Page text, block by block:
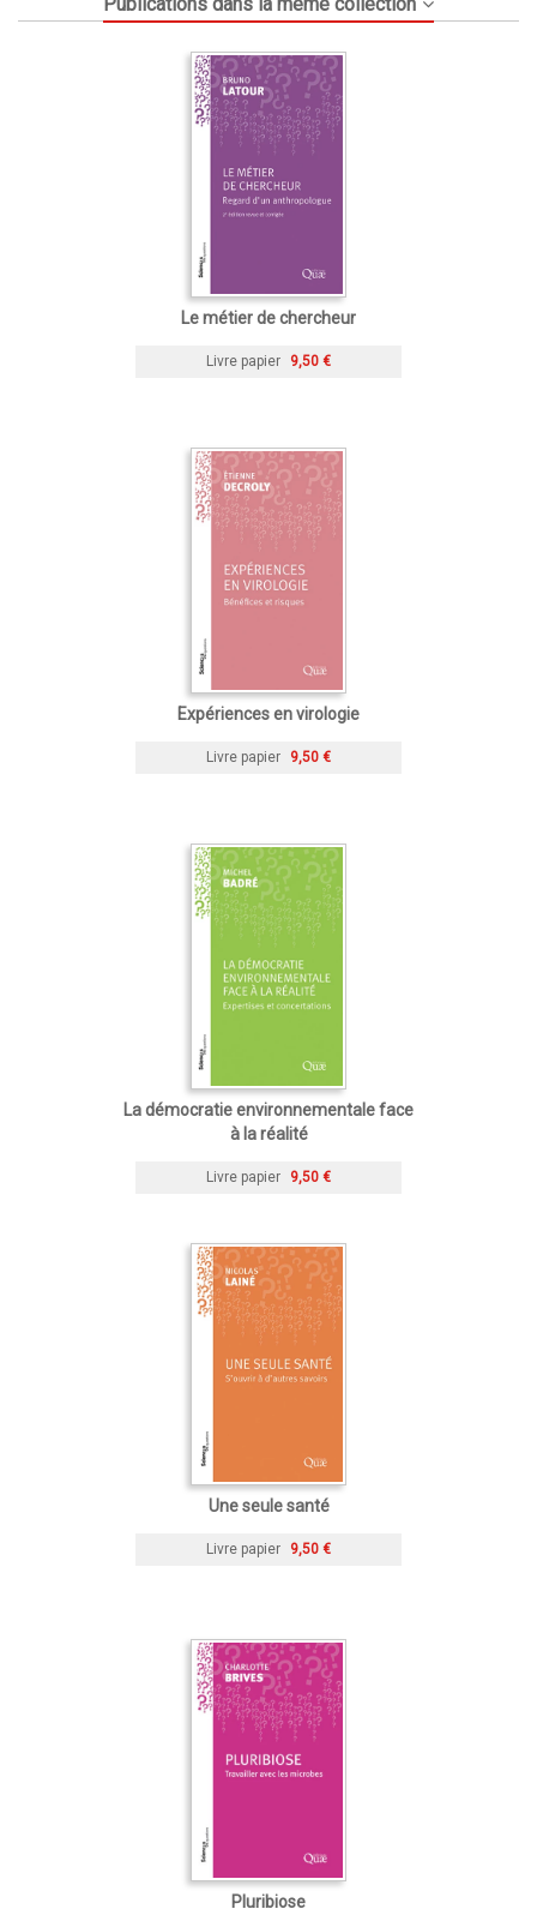
Publications dans la même collection
Le métier de chercheur
Livre papier 9,50 €
Expériences en virologie
Livre papier 9,50 €
La démocratie environnementale face
à la réalité
Livre papier 9,50 €
Une seule santé
Livre papier 9,50 €
Pluribiose